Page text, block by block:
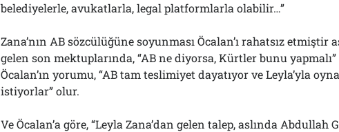
belediyelerle, avukatlarla, legal platformlarla olabilir…”
Zana’nın AB sözcülüğüne soyunması Öcalan’ı rahatsız etmiştir
gelen son mektuplarında, “AB ne diyorsa, Kürtler bunu
Öcalan’ın yorumu, “AB tam teslimiyet dayatıyor ve Leyla’yla
istiyorlar” olur.
Ve Öcalan’a göre, “Leyla Zana’dan gelen talep, aslında Abdullah